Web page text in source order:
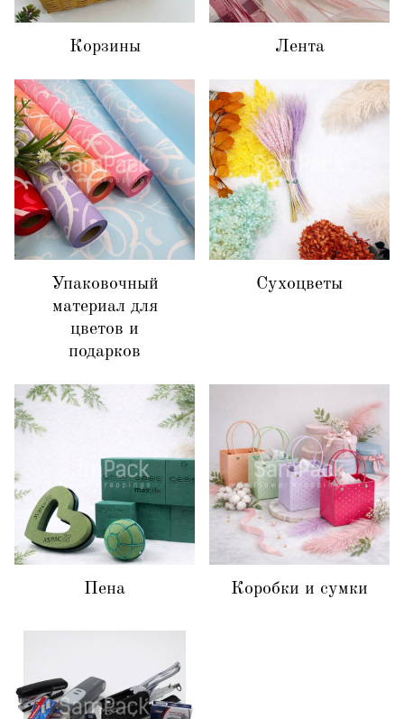
Корзины Лента
Упаковочный
материал для
цветов и
подарков
Сухоцветы
Пена Коробки и сумки